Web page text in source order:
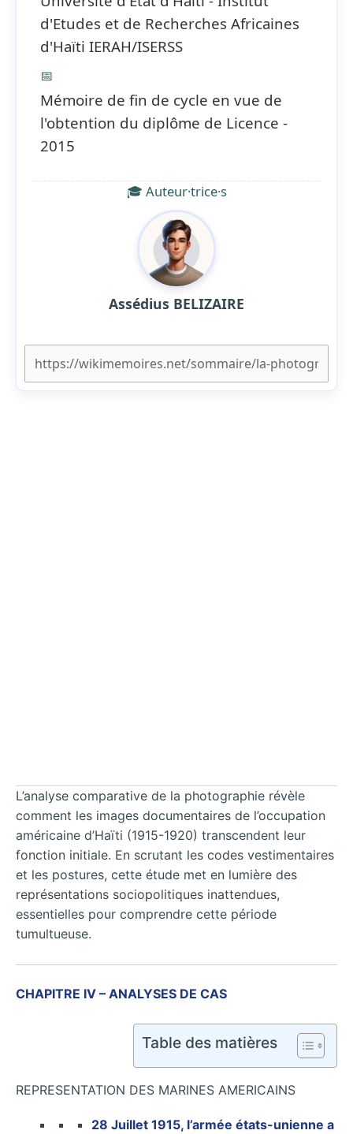
d'Etudes et de Recherches Africaines
d'Haïti IERAH/ISERSS
📅
Mémoire de fin de cycle en vue de
l'obtention du diplôme de Licence -
2015
🎓 Auteur·trice·s
Assédius BELIZAIRE
L’analyse comparative de la photographie révèle
comment les images documentaires de l’occupation
américaine d’Haïti (1915-1920) transcendent leur
fonction initiale. En scrutant les codes vestimentaires
et les postures, cette étude met en lumière des
représentations sociopolitiques inattendues,
essentielles pour comprendre cette période
tumultueuse.
CHAPITRE IV – ANALYSES DE CAS
Table des matières
REPRESENTATION DES MARINES AMERICAINS
28 Juillet 1915, l’armée états-unienne a